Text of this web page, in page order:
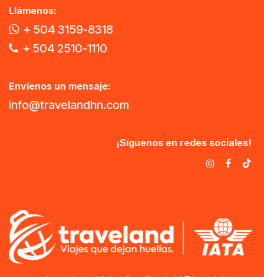
Llámenos:
+ 504 3159-8318
+ 504 2510-1110
Envíenos un mensaje:
info@travelandhn.com
¡Síguenos en redes sociales!